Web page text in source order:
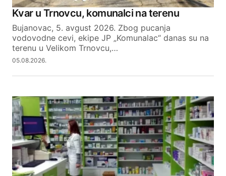
Kvar u Trnovcu, komunalci na terenu
Bujanovac, 5. avgust 2026. Zbog pucanja
vodovodne cevi, ekipe JP „Komunalac“ danas su na
terenu u Velikom Trnovcu,…
05.08.2026.